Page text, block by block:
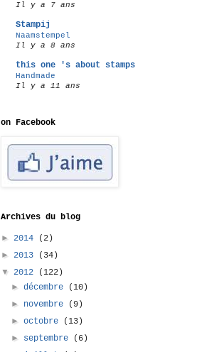
Il y a 7 ans
Stampij
Naamstempel
Il y a 8 ans
this one 's about stamps
Handmade
Il y a 11 ans
on Facebook
Archives du blog
► 2014
(2)
► 2013
(34)
▼ 2012
(122)
►décembre
(10)
► novembre
(9)
►octobre
(13)
► septembre
(6)